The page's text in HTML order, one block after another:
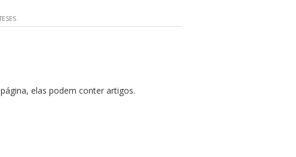
elas podem conter artigos.